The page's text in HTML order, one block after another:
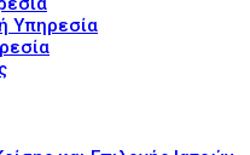
Υπηρεσία